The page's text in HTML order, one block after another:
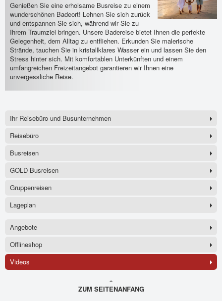
Genießen Sie eine erholsame Busreise zu einem
wunderschönen Badeort! Lehnen Sie sich zurück
und entspannen Sie sich, während wir Sie zu
Ihrem Traumziel bringen. Unsere Badereise bietet Ihnen die perfekte
Gelegenheit, dem Alltag zu entfliehen. Erkunden Sie malerische
Strände, tauchen Sie in kristallklares Wasser ein und lassen Sie den
Stress hinter sich. Mit komfortablen Unterkünften und einem
umfangreichen Freizeitangebot garantieren wir Ihnen eine
unvergessliche Reise.
Ihr Reisebüro und Busunternehmen
Reisebüro
Busreisen
GOLD Busreisen
Gruppenreisen
Lageplan
Angebote
Offlineshop
Videos
ZUM SEITENANFANG